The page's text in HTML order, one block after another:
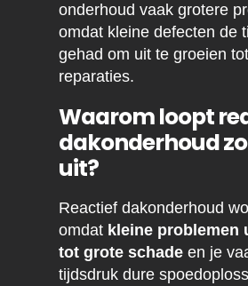
onderhoud vaak grotere
omdat kleine defecten de
gehad om uit te groeien
reparaties.
Waarom loopt
dakonderhoud
uit?
Reactief dakonderhoud
omdat kleine problemen
tot grote schadeen je
tijdsdruk dure